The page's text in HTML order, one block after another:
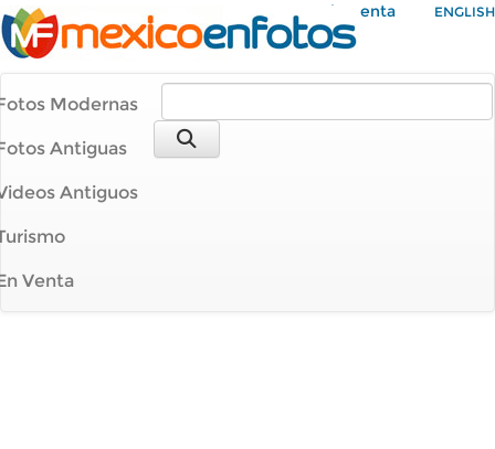
Mi Cuenta ENGLISH
Modernas
Antiguas
Antiguos
Venta